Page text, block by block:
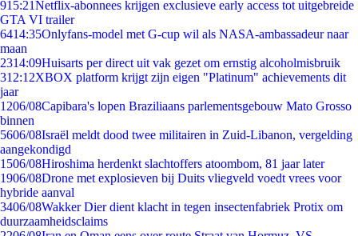
915:21Netflix-abonnees krijgen exclusieve early access tot uitgebreide
GTA VI trailer
6414:35Onlyfans-model met G-cup wil als NASA-ambassadeur naar
maan
2314:09Huisarts per direct uit vak gezet om ernstig alcoholmisbruik
312:12XBOX platform krijgt zijn eigen "Platinum" achievements dit
jaar
1206/08Capibara's lopen Braziliaans parlementsgebouw Mato Grosso
binnen
5606/08Israël meldt dood twee militairen in Zuid-Libanon, vergelding
aangekondigd
1506/08Hiroshima herdenkt slachtoffers atoombom, 81 jaar later
1906/08Drone met explosieven bij Duits vliegveld voedt vrees voor
hybride aanval
3406/08Wakker Dier dient klacht in tegen insectenfabriek Protix om
duurzaamheidsclaims